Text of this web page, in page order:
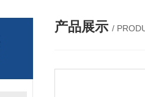
产品展示 /